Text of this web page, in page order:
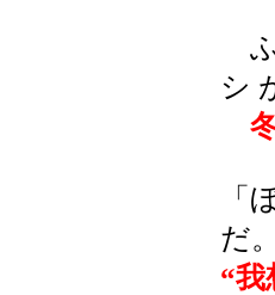
ふ
シ
「
だ。
“我